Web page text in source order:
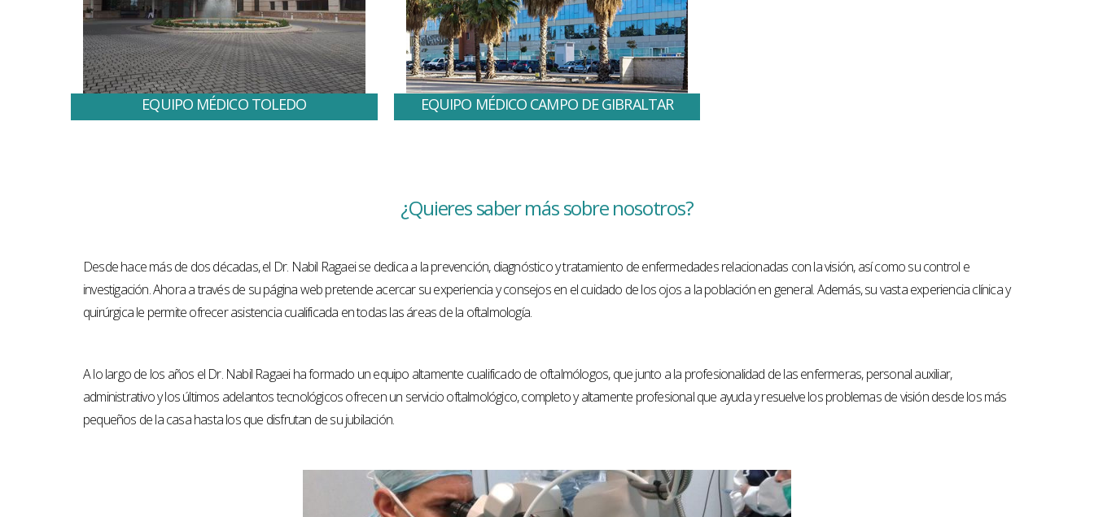
EQUIPO MÉDICO TOLEDO EQUIPO MÉDICO CAMPO DE GIBRALTAR
¿Quieres saber más sobre nosotros?
Desde hace más de dos décadas, el Dr. Nabil Ragaei se dedica a la prevención, diagnóstico y tratamiento de enfermedades relacionadas con la visión, así como su control e
investigación. Ahora a través de su página web pretende acercar su experiencia y consejos en el cuidado de los ojos a la población en general. Además, su vasta experiencia clínica y
quirúrgica le permite ofrecer asistencia cualificada en todas las áreas de la oftalmología.
A lo largo de los años el Dr. Nabil Ragaei ha formado un equipo altamente cualificado de oftalmólogos, que junto a la profesionalidad de las enfermeras, personal auxiliar,
administrativo y los últimos adelantos tecnológicos ofrecen un servicio oftalmológico, completo y altamente profesional que ayuda y resuelve los problemas de visión desde los más
pequeños de la casa hasta los que disfrutan de su jubilación.